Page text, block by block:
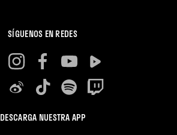
SÍGUENOS EN REDES
DESCARGA NUESTRA APP